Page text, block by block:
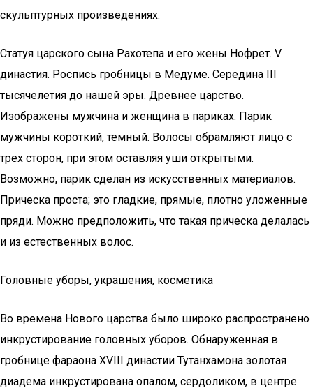
скульптурных произведениях.
Статуя царского сына Рахотепа и его жены Нофрет. V
династия. Роспись гробницы в Медуме. Середина III
тысячелетия до нашей эры. Древнее царство.
Изображены мужчина и женщина в париках. Парик
мужчины короткий, темный. Волосы обрамляют лицо с
трех сторон, при этом оставляя уши открытыми.
Возможно, парик сделан из искусственных материалов.
Прическа проста; это гладкие, прямые, плотно уложенные
пряди. Можно предположить, что такая прическа делалась
и из естественных волос.
Головные уборы, украшения, косметика
Во времена Нового царства было широко распространено
инкрустирование головных уборов. Обнаруженная в
гробнице фараона XVIII династии Тутанхамона золотая
диадема инкрустирована опалом, сердоликом, в центре